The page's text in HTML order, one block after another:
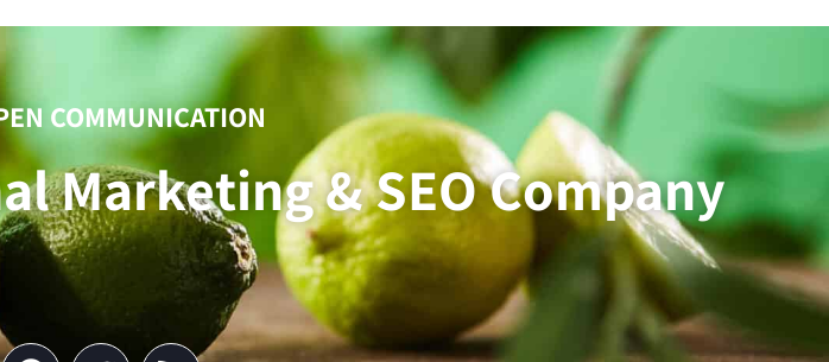
COMMUNICATION
Marketing & SEO Company